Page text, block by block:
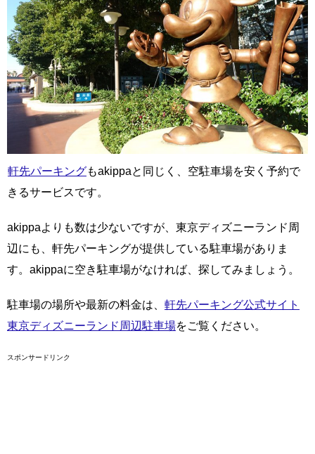
軒先パーキングもakippaと同じく、空駐車場を安く予約で
きるサービスです。
akippaよりも数は少ないですが、東京ディズニーランド周
辺にも、軒先パーキングが提供している駐車場がありま
す。akippaに空き駐車場がなければ、探してみましょう。
駐車場の場所や最新の料金は、 軒先パーキング公式サイト
東京ディズニーランド周辺駐車場をご覧ください。
スポンサードリンク